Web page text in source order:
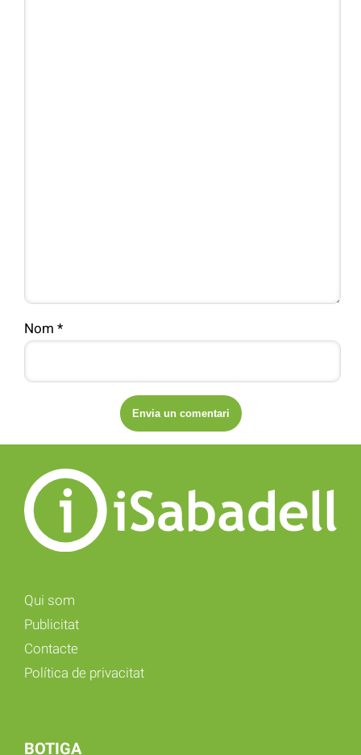
Nom *
Qui som
Publicitat
Contacte
Política de privacitat
BOTIGA